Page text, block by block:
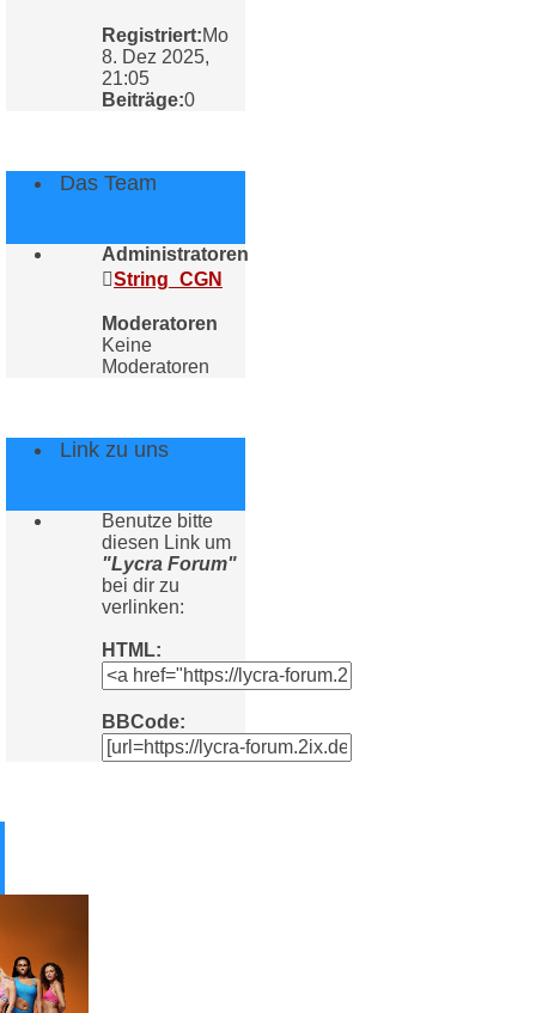
Registriert:Mo
8. Dez 2025,
21:05
Beiträge:0
Das Team
Administratoren
String_CGN
Moderatoren
Keine
Moderatoren
Link zu uns
Benutze bitte
diesen Link um
"Lycra Forum"
bei dir zu
verlinken:
HTML:
BBCode: